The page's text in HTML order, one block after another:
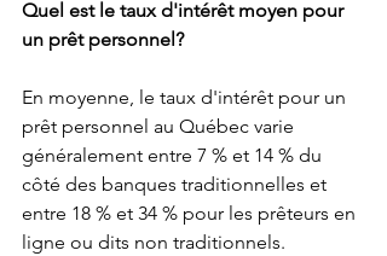
Quel est le taux d'intérêt moyen pour
un prêt personnel?
En moyenne, le taux d'intérêt pour un
prêt personnel au Québec varie
généralement entre 7 % et 14 % du
côté des banques traditionnelles et
entre 18 % et 34 % pour les prêteurs en
ligne ou dits non traditionnels.